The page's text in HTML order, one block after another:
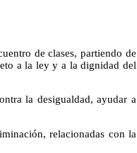
de clases, partiendo de
a la ley y a la dignidad del
la desigualdad, ayudar a
relacionadas con la